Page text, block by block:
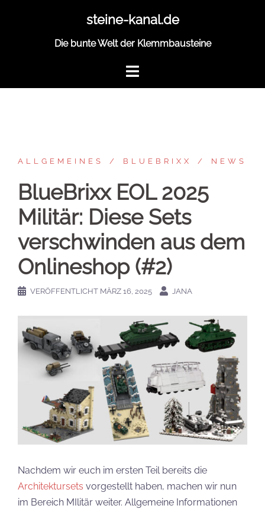
steine-kanal.de
Die bunte Welt der Klemmbausteine
ALLGEMEINES BLUEBRIXX NEWS
BlueBrixx EOL 2025
Militär: Diese Sets
verschwinden aus dem
Onlineshop (#2)
VERÖFFENTLICHT MÄRZ 16, 2025 JANA
Nachdem wir euch im ersten Teil bereits die
Architektursets vorgestellt haben, machen wir nun
im Bereich MIlitär weiter. Allgemeine Informationen